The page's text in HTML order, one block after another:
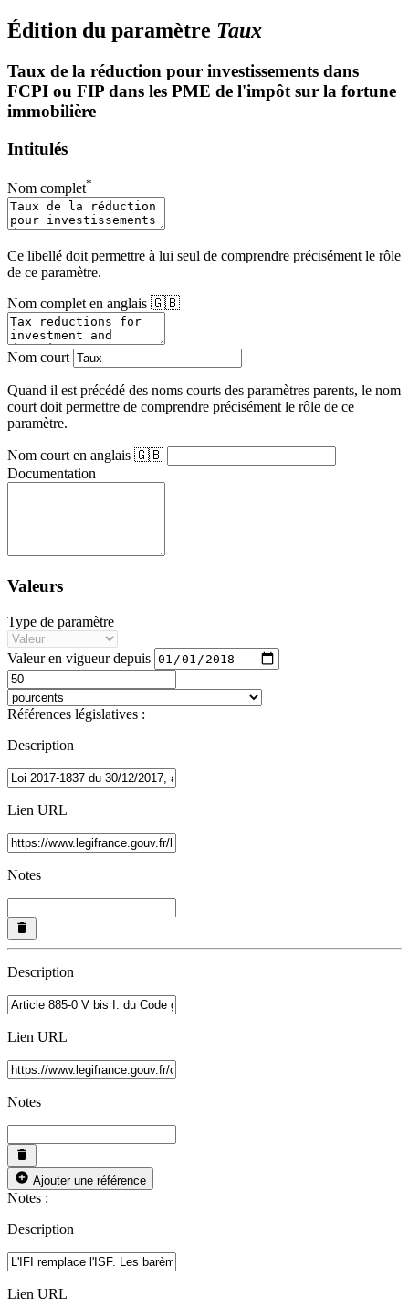
Édition du paramètre Taux
Taux de la réduction pour investissements dans
FCPI ou FIP dans les PME de l'impôt sur la fortune
immobilière
Intitulés
Nom complet*
Ce libellé doit permettre à lui seul de comprendre précisément le rôle
de ce paramètre.
Nom complet en anglais 🇬🇧
Nom court
Quand il est précédé des noms courts des paramètres parents, le nom
court doit permettre de comprendre précisément le rôle de ce
paramètre.
Nom court en anglais 🇬🇧
Documentation
Valeurs
Type de paramètre
Valeur en vigueur depuis
Références législatives :
Description
Lien URL
Notes
Description
Lien URL
Notes
Ajouter une référence
Notes :
Description
Lien URL